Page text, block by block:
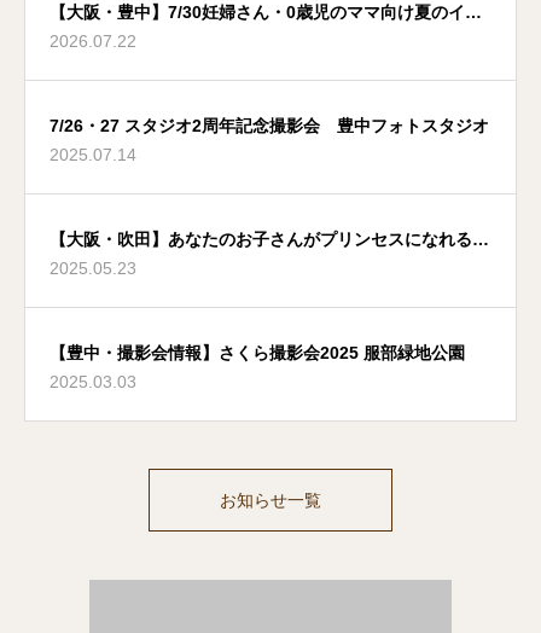
【大阪・豊中】7/30妊婦さん・0歳児のママ向け夏のイベ
ント
2026.07.22
7/26・27 スタジオ2周年記念撮影会 豊中フォトスタジオ
2025.07.14
【大阪・吹田】あなたのお子さんがプリンセスになれる夢
のような場所
2025.05.23
【豊中・撮影会情報】さくら撮影会2025 服部緑地公園
2025.03.03
お知らせ一覧